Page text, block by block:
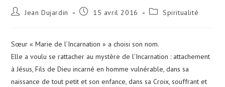
Jean Dujardin 15 avril 2016 Spiritualité
Sœur « Marie de l’Incarnation » a choisi son nom.
Elle a voulu se rattacher au mystère de l’Incarnation : attachement
à Jésus, Fils de Dieu incarné en homme vulnérable, dans sa
naissance de tout petit et son enfance, dans sa Croix, souffrant et